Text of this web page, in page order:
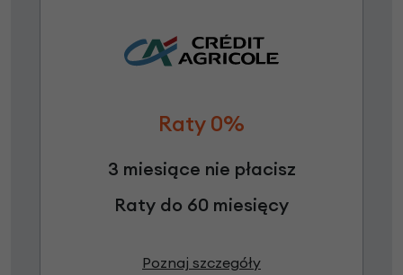
Raty 0%
3 miesiące nie płacisz
Raty do 60 miesięcy
Poznaj szczegóły